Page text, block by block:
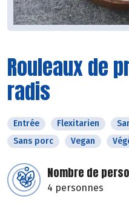
Rouleaux de
radis
Entrée Flexitarien
Sans porc
Vegan
Nombre de
4 personnes